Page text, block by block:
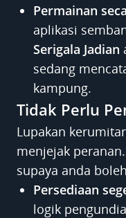
Permainan
aplikasi
Serigala Jadian
sedang
kampung.
Tidak Perlu
Lupakan
menjejak
supaya anda
Persediaan
logik